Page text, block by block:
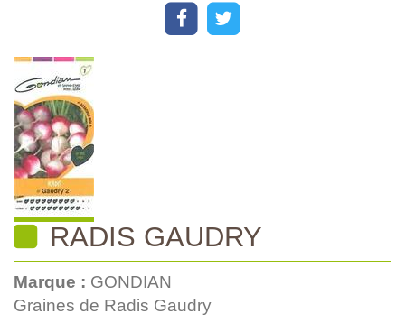
RADIS GAUDRY
Marque : GONDIAN
Graines de Radis Gaudry